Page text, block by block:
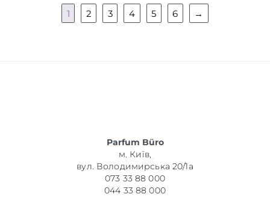
1 2 3 4 5 6 →
Parfum Büro
м. Київ,
вул. Володимирська 20/1а
073 33 88 000
044 33 88 000